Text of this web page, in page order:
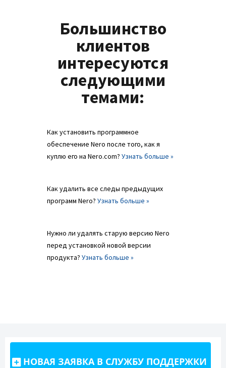
Большинство
клиентов
интересуются
следующими
темами:
Как установить программное
обеспечение Nero после того, как я
куплю его на Nero.com? Узнать больше »
Как удалить все следы предыдущих
программ Nero? Узнать больше »
Нужно ли удалять старую версию Nero
перед установкой новой версии
продукта? Узнать больше »
НОВАЯ ЗАЯВКА В СЛУЖБУ ПОДДЕРЖКИ